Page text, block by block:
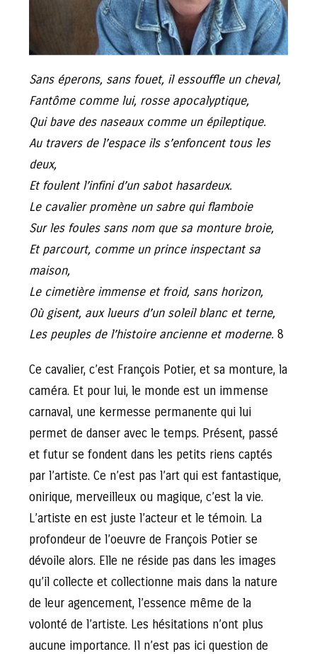
Sans éperons, sans fouet, il essouffle un cheval,
Fantôme comme lui, rosse apocalyptique,
Qui bave des naseaux comme un épileptique.
Au travers de l’espace ils s’enfoncent tous les
deux,
Et foulent l’infini d’un sabot hasardeux.
Le cavalier promène un sabre qui flamboie
Sur les foules sans nom que sa monture broie,
Et parcourt, comme un prince inspectant sa
maison,
Le cimetière immense et froid, sans horizon,
Où gisent, aux lueurs d’un soleil blanc et terne,
Les peuples de l’histoire ancienne et moderne. 8
Ce cavalier, c’est François Potier, et sa monture, la
caméra. Et pour lui, le monde est un immense
carnaval, une kermesse permanente qui lui
permet de danser avec le temps. Présent, passé
et futur se fondent dans les petits riens captés
par l’artiste. Ce n’est pas l’art qui est fantastique,
onirique, merveilleux ou magique, c’est la vie.
L’artiste en est juste l’acteur et le témoin. La
profondeur de l’oeuvre de François Potier se
dévoile alors. Elle ne réside pas dans les images
qu’il collecte et collectionne mais dans la nature
de leur agencement, l’essence même de la
volonté de l’artiste. Les hésitations n’ont plus
aucune importance. Il n’est pas ici question de